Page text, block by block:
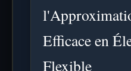
Efficace en
Flexible